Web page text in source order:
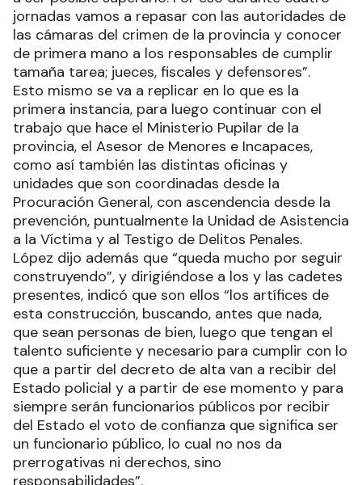
jornadas vamos a repasar con las autoridades de
las cámaras del crimen de la provincia y conocer
de primera mano a los responsables de cumplir
tamaña tarea; jueces, fiscales y defensores”.
Esto mismo se va a replicar en lo que es la
primera instancia, para luego continuar con el
trabajo que hace el Ministerio Pupilar de la
provincia, el Asesor de Menores e Incapaces,
como así también las distintas oficinas y
unidades que son coordinadas desde la
Procuración General, con ascendencia desde la
prevención, puntualmente la Unidad de Asistencia
a la Víctima y al Testigo de Delitos Penales.
López dijo además que “queda mucho por seguir
construyendo”, y dirigiéndose a los y las cadetes
presentes, indicó que son ellos “los artífices de
esta construcción, buscando, antes que nada,
que sean personas de bien, luego que tengan el
talento suficiente y necesario para cumplir con lo
que a partir del decreto de alta van a recibir del
Estado policial y a partir de ese momento y para
siempre serán funcionarios públicos por recibir
del Estado el voto de confianza que significa ser
un funcionario público, lo cual no nos da
prerrogativas ni derechos, sino
responsabilidades”.